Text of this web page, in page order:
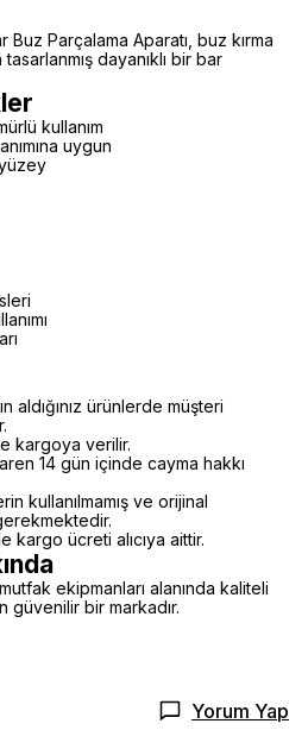
Buz Parçalama Aparatı, buz kırma
dayanıklı bir bar
kullanım
uygun
aldığınız ürünlerde müşteri
kargoya verilir.
14 gün içinde cayma hakkı
kullanılmamış ve orijinal
kargo ücreti alıcıya aittir.
ekipmanları alanında kaliteli
güvenilir bir markadır.
Yorum Yap